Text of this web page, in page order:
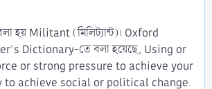
হয় Militant (মিলিট্যান্ট)। Oxford
Dictionary-তে বলা হয়েছে, Using or
or strong pressure to achieve your
to achieve social or political change.